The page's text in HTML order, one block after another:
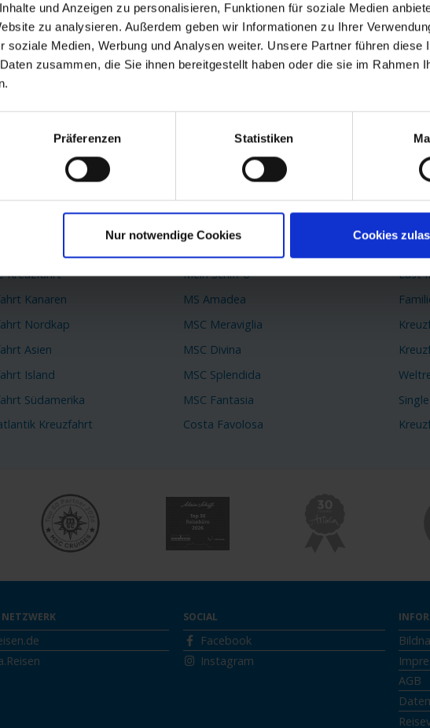
und Anzeigen zu personalisieren, Funktionen für soziale Medien
zu analysieren. Außerdem geben wir Informationen zu Ihrer
soziale Medien, Werbung und Analysen weiter. Unsere Partner führen diese
zusammen, die Sie ihnen bereitgestellt haben oder die sie im Rahmen
Präferenzen Statistiken
Nur notwendige Cookies Cookies
Reiseziele
Kreuzfahrt
Kreuzfahrt
Kanaren
Nordkap
Asien
Island
Südamerika
Kreuzfahrt
TOP Schiffe
AIDAprima
Mein Schiff 6
MS Amadea
MSC Meraviglia
MSC Divina
MSC Splendida
MSC Fantasia
Costa Favolosa
Last
NETZWERK SOCIAL
Facebook
Instagram
AGB